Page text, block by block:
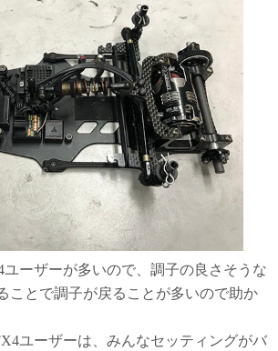
ーザーが多いので、調子の良さそうな
ことで調子が戻ることが多いので助か
ユーザーは、みんなセッティングがバ